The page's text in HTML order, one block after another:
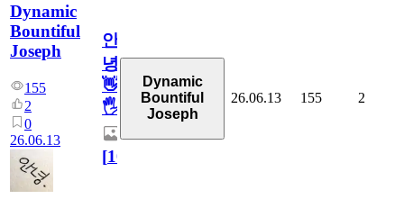
Dynamic
Bountiful
Joseph
155
2
0
26.06.13
안
녕
👋
🖐
[10
Dynamic
Bountiful
Joseph
26.06.13 155 2